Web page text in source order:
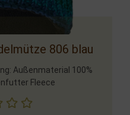
806 blau
Außenmaterial 100%
Fleece